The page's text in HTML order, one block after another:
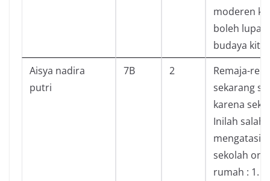
moderen
boleh lupa
budaya kita
Aisya nadira
putri
7B 2
Remaja-
sekarang
karena
Inilah salah
mengatasi
sekolah
rumah : 1.